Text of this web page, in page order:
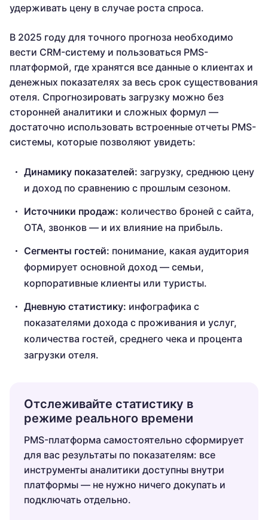
удерживать цену в случае роста спроса.
В 2025 году для точного прогноза необходимо
вести CRM-систему и пользоваться PMS-
платформой, где хранятся все данные о клиентах и
денежных показателях за весь срок существования
отеля. Спрогнозировать загрузку можно без
сторонней аналитики и сложных формул —
достаточно использовать встроенные отчеты PMS-
системы, которые позволяют увидеть:
Динамику показателей: загрузку, среднюю цену
и доход по сравнению с прошлым сезоном.
Источники продаж: количество броней с сайта,
OTA, звонков — и их влияние на прибыль.
Сегменты гостей: понимание, какая аудитория
формирует основной доход — семьи,
корпоративные клиенты или туристы.
Дневную статистику: инфографика с
показателями дохода с проживания и услуг,
количества гостей, среднего чека и процента
загрузки отеля.
Отслеживайте статистику в
режиме реального времени
PMS-платформа самостоятельно сформирует
для вас результаты по показателям: все
инструменты аналитики доступны внутри
платформы — не нужно ничего докупать и
подключать отдельно.